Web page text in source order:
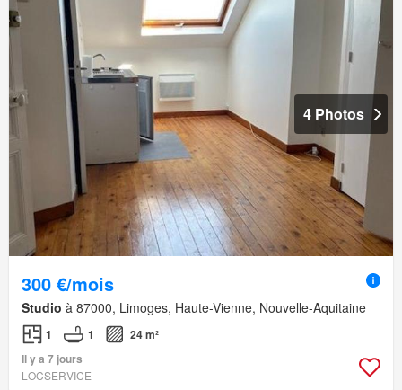
4 Photos
300 €/mois
Studio à 87000, Limoges, Haute-Vienne, Nouvelle-Aquitaine
1 1
24 m²
Il y a 7 jours
LOCSERVICE